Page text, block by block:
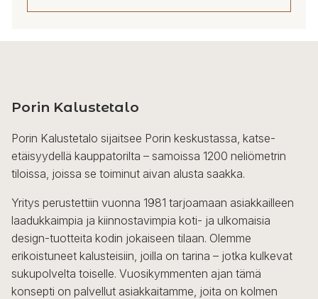
muunnelma.
tehdä
valinnat
tuotteen
sivulla.
Porin Kalustetalo
Porin Kalustetalo sijaitsee Porin keskustassa, katse-
etäisyydellä kauppatorilta – samoissa 1200 neliömetrin
tiloissa, joissa se toiminut aivan alusta saakka.
Yritys perustettiin vuonna 1981 tarjoamaan asiakkailleen
laadukkaimpia ja kiinnostavimpia koti- ja ulkomaisia
design-tuotteita kodin jokaiseen tilaan. Olemme
erikoistuneet kalusteisiin, joilla on tarina – jotka kulkevat
sukupolvelta toiselle. Vuosikymmenten ajan tämä
konsepti on palvellut asiakkaitamme, joita on kolmen